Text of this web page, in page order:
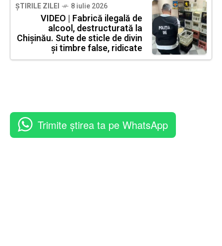
ȘTIRILE ZILEI 8 iulie 2026
VIDEO | Fabrică ilegală de
alcool, destructurată la
Chișinău. Sute de sticle de divin
și timbre false, ridicate
Trimite știrea ta pe WhatsApp